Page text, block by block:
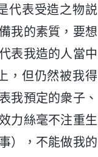
代表受造之物説
我的素質，要想
表我造的人當中
，但仍然被我得
我預定的衆子、
力絲毫不注重生
），不能做我的